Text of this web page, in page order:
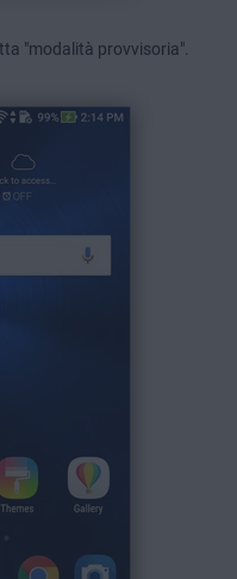
"modalità provvisoria".